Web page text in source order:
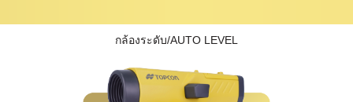
กล้องระดับ/AUTO LEVEL